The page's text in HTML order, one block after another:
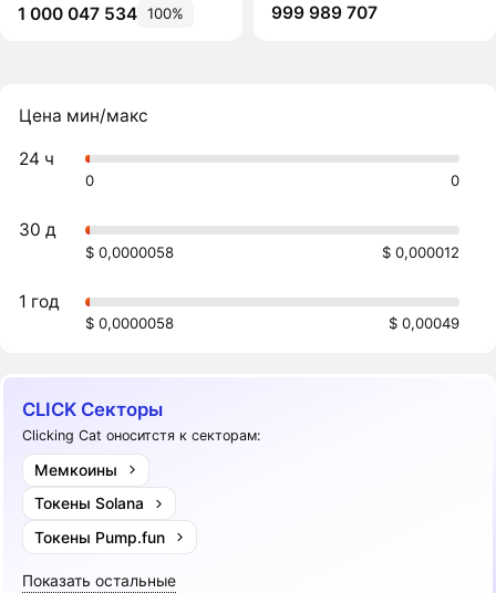
1 000 047 534 100%
999 989 707
Цена мин/макс
24 ч
0 0
30 д
$ 0,0000058 $ 0,000012
1 год
$ 0,0000058 $ 0,00049
CLICK Секторы
Clicking Cat оноситстя к секторам:
Мемкоины
Токены Solana
Токены Pump.fun
Показать остальные